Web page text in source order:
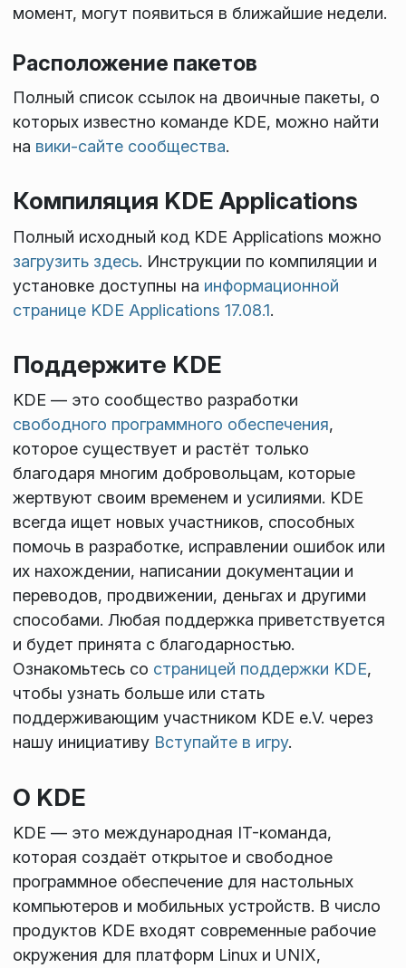
момент, могут появиться в ближайшие недели.
Расположение пакетов
Полный список ссылок на двоичные пакеты, о
которых известно команде KDE, можно найти
на вики-сайте сообщества.
Компиляция KDE Applications
Полный исходный код KDE Applications можно
загрузить здесь. Инструкции по компиляции и
установке доступны на информационной
странице KDE Applications 17.08.1.
Поддержите KDE
KDE — это сообщество разработки
свободного программного обеспечения,
которое существует и растёт только
благодаря многим добровольцам, которые
жертвуют своим временем и усилиями. KDE
всегда ищет новых участников, способных
помочь в разработке, исправлении ошибок или
их нахождении, написании документации и
переводов, продвижении, деньгах и другими
способами. Любая поддержка приветствуется
и будет принята с благодарностью.
Ознакомьтесь со страницей поддержки KDE,
чтобы узнать больше или стать
поддерживающим участником KDE e.V. через
нашу инициативу Вступайте в игру.
О KDE
KDE — это международная IT-команда,
которая создаёт открытое и свободное
программное обеспечение для настольных
компьютеров и мобильных устройств. В число
продуктов KDE входят современные рабочие
окружения для платформ Linux и UNIX,